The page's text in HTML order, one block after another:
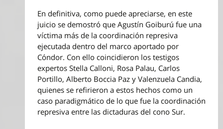
En definitiva, como puede apreciarse, en este
juicio se demostró que Agustín Goiburú fue una
víctima más de la coordinación represiva
ejecutada dentro del marco aportado por
Cóndor. Con ello coincidieron los testigos
expertos Stella Calloni, Rosa Palau, Carlos
Portillo, Alberto Boccia Paz y Valenzuela Candia,
quienes se refirieron a estos hechos como un
caso paradigmático de lo que fue la coordinación
represiva entre las dictaduras del cono Sur.